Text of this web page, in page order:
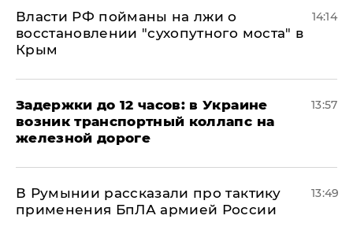
Власти РФ пойманы на лжи о
восстановлении "сухопутного моста" в
Крым
14:14
Задержки до 12 часов: в Украине
возник транспортный коллапс на
железной дороге
13:57
В Румынии рассказали про тактику
применения БпЛА армией России
13:49